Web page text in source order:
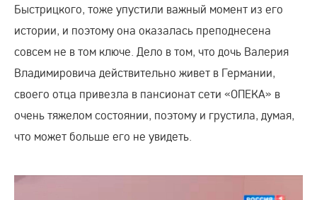
Быстрицкого, тоже упустили важный момент из его
истории, и поэтому она оказалась преподнесена
совсем не в том ключе. Дело в том, что дочь Валерия
Владимировича действительно живет в Германии,
своего отца привезла в пансионат сети «ОПЕКА» в
очень тяжелом состоянии, поэтому и грустила, думая,
что может больше его не увидеть.